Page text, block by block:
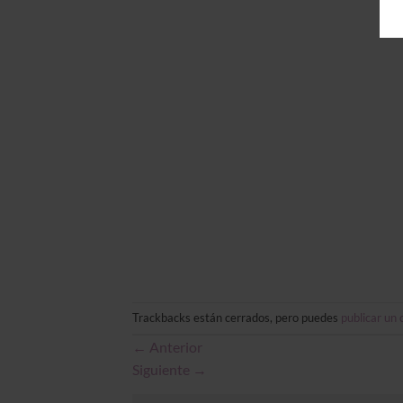
Trackbacks están cerrados, pero puedes publicar un
← Anterior
Siguiente →